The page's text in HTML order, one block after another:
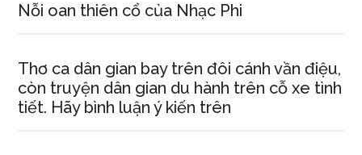
Nỗi oan thiên cổ của Nhạc Phi
Thơ ca dân gian bay trên đôi cánh vần điệu,
còn truyện dân gian du hành trên cỗ xe tình
tiết. Hãy bình luận ý kiến trên